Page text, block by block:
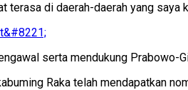
di daerah-daerah yang saya
serta mendukung
Raka telah mendapatkan